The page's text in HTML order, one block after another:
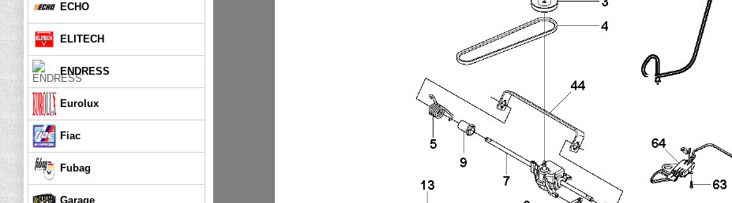
ECHO
ELITECH
ENDRESS
Eurolux
Fiac
Fubag
Garage